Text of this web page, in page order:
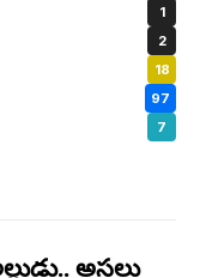
1
2
18
97
7
అసలు